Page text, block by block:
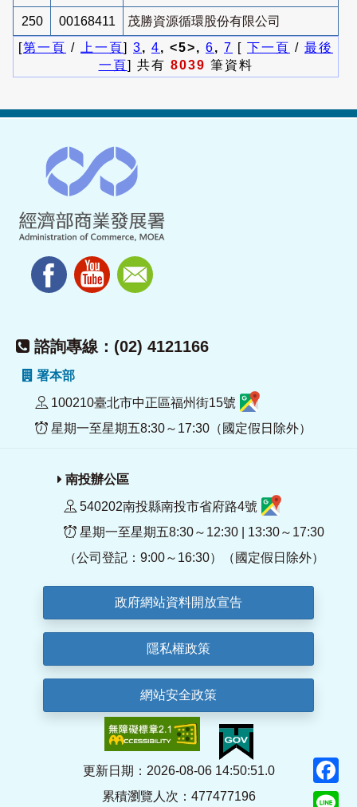
250 00168411
茂勝資源循環股份有限公司
[第一頁 / 上一頁] 3, 4, <5>, 6, 7 [ 下一頁 / 最後
一頁] 共有 8039 筆資料
諮詢專線：(02) 4121166
署本部
100210臺北市中正區福州街15號
星期一至星期五8:30～17:30（國定假日除外）
南投辦公區
540202南投縣南投市省府路4號
星期一至星期五8:30～12:30 | 13:30～17:30
（公司登記：9:00～16:30）（國定假日除外）
政府網站資料開放宣告
隱私權政策
網站安全政策
更新日期：2026-08-06 14:50:51.0
累積瀏覽人次：477477196